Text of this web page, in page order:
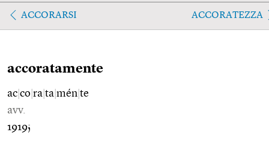
ACCORARSI ACCORATEZZA
accoratamente
ac co ra ta mén te
avv.
1919;